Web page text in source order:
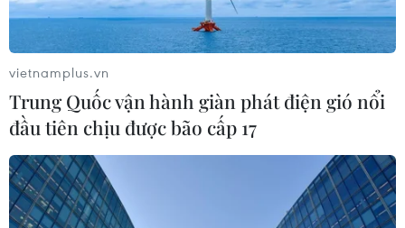
vietnamplus.vn
Trung Quốc vận hành giàn phát điện gió nổi
đầu tiên chịu được bão cấp 17